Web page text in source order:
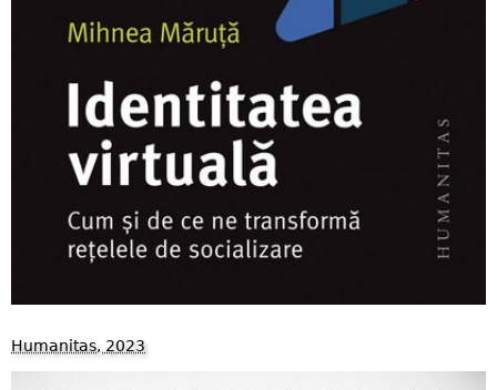
Humanitas, 2023